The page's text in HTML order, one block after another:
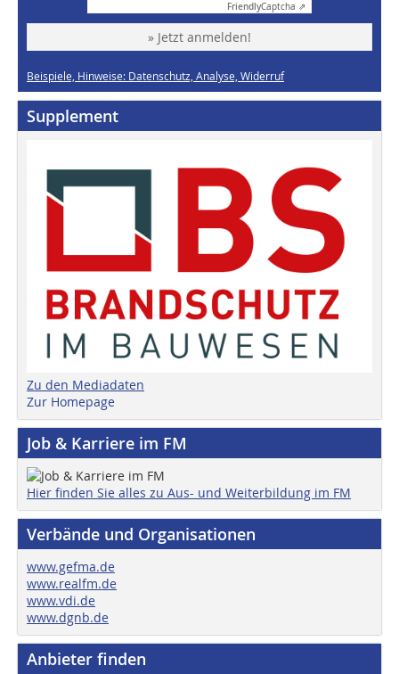
FriendlyCaptcha ⇗
» Jetzt anmelden!
Beispiele, Hinweise: Datenschutz, Analyse, Widerruf
Supplement
Zu den Mediadaten
Zur Homepage
Job & Karriere im FM
Hier finden Sie alles zu Aus- und Weiterbildung im FM
Verbände und Organisationen
www.gefma.de
www.realfm.de
www.vdi.de
www.dgnb.de
Anbieter finden